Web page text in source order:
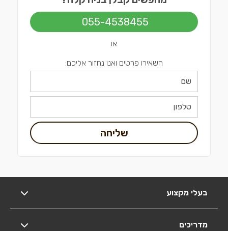
055-4538455
או
השאירו פרטים ואנו נחזור אליכם:
שליחה
בעלי מקצוע
מדריכים